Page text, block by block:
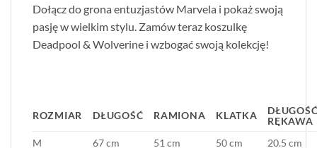
Dołącz do grona entuzjastów Marvela i pokaż swoją
pasję w wielkim stylu. Zamów teraz koszulkę
Deadpool & Wolverine i wzbogać swoją kolekcję!
ROZMIAR DŁUGOŚĆ RAMIONA KLATKA
RĘKAWA
M
67 cm 51 cm 50 cm 20.5 cm